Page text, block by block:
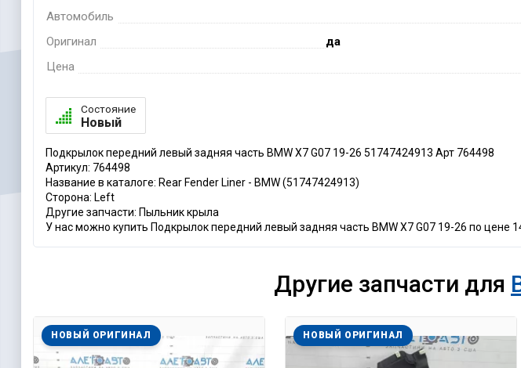
Автомобиль
Оригинал
да
Цена
Состояние
Новый
Подкрылок передний левый задняя часть BMW X7 G07 19-26 51747424913 Арт 764498
Артикул: 764498
Название в каталоге: Rear Fender Liner - BMW (51747424913)
Сторона: Left
Другие запчасти: Пыльник крыла
У нас можно купить Подкрылок передний левый задняя часть BMW X7 G07 19-26 по цене
Другие запчасти для
НОВЫЙ ОРИГИНАЛ НОВЫЙ ОРИГИНАЛ